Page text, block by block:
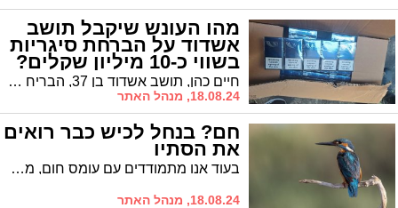
מהו העונש שיקבל תושב
אשדוד על הברחת סיגריות
בשווי כ-10 מיליון שקלים?
חיים כהן, תושב אשדוד בן 37, הבריח לפני כעשרה חודשים מכולה שהכילה סיגריות בשווי של כעשרה מיליון שקל מדובאי לנמל אשדוד וישלח ככל הנראה ל-44 חודשי מאסר בפועל לאחר הליך גישור שנערך בפני נשיא בית המשפט המחוזי בבאר שבע בני שגיא.
18.08.24, מנהל האתר
חם? בנחל לכיש כבר רואים
את הסתיו
בעוד אנו מתמודדים עם עומס חום, מבשרי הסתו כבר כאן. השלדג, למשל, כבר מגלה נוכחות בנחל לכיש
18.08.24, מנהל האתר